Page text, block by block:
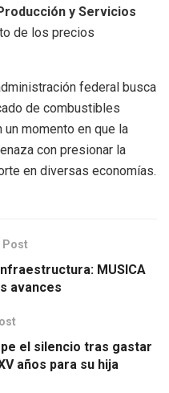
y Servicios
de los precios
federal busca
de combustibles
momento en que la
con presionar la
en diversas economías.
Post
MUSICA
avances
el silencio tras gastar
años para su hija